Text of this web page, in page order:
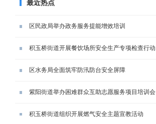
最近热点
区民政局举办政务服务提能增效培训
积玉桥街道开展餐饮场所安全生产专项检查行动
区水务局全面筑牢防汛防台安全屏障
紫阳街道举办困难群众互助志愿服务项目培训会
积玉桥街道组织开展燃气安全主题宣教活动